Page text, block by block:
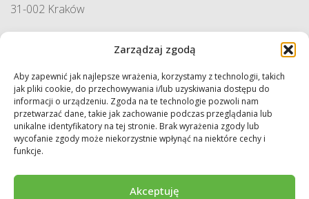
Zarządzaj zgodą
Aby zapewnić jak najlepsze wrażenia, korzystamy z technologii, takich
jak pliki cookie, do przechowywania i/lub uzyskiwania dostępu do
informacji o urządzeniu. Zgoda na te technologie pozwoli nam
przetwarzać dane, takie jak zachowanie podczas przeglądania lub
unikalne identyfikatory na tej stronie. Brak wyrażenia zgody lub
wycofanie zgody może niekorzystnie wpłynąć na niektóre cechy i
funkcje.
Akceptuję
31-002 Kraków
Sekretariat / Dziennik podawczy
tel.: 12 422 94 90
e-mail:biuro@wfos.krakow.pl